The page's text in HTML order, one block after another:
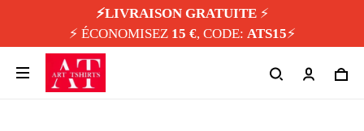
⚡️LIVRAISON GRATUITE⚡️
⚡️ ÉCONOMISEZ 15 €, CODE: ATS15⚡️